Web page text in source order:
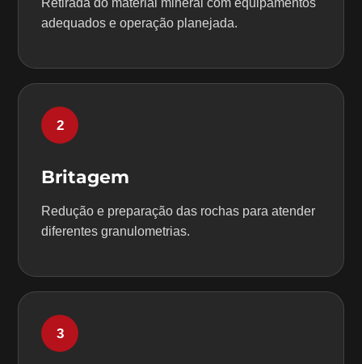
Retirada do material mineral com equipamentos
adequados e operação planejada.
2
Britagem
Redução e preparação das rochas para atender
diferentes granulometrias.
3